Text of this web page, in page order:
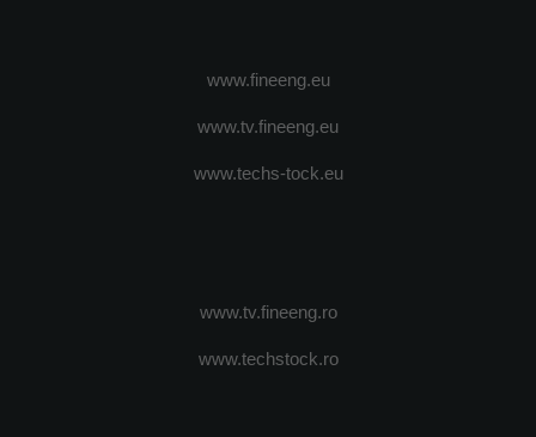
www.fineeng.eu
www.tv.fineeng.eu
www.techs-tock.eu
www.tv.fineeng.ro
www.techstock.ro